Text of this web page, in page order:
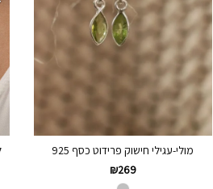
מולי-עגילי חישוק פרידוט כסף 925
₪269